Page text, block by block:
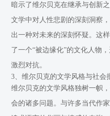
暗示了维尔贝克在继承与创新
文学中对人性悲剧的深刻洞察
出一种对未来的深刻怀疑。这
了一个“被边缘化”的文化人物
激烈对抗。
3、维尔贝克的文学风格与社会
维尔贝克的文学风格独树一帜
会的诸多问题。与许多当代作